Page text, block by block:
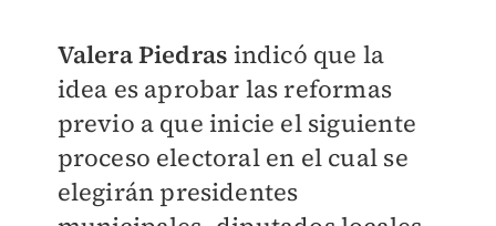
Valera Piedras indicó que la
idea es aprobar las reformas
previo a que inicie el siguiente
proceso electoral en el cual se
elegirán presidentes